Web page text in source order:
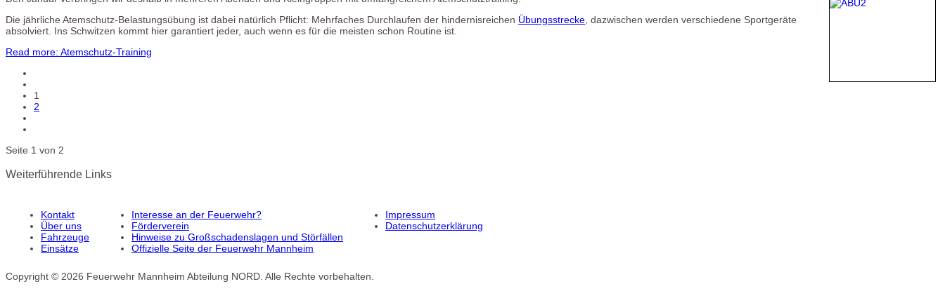
Die jährliche Atemschutz-Belastungsübung ist dabei natürlich Pflicht: Mehrfaches Durchlaufen der hindernisreichen Übungsstrecke, dazwischen werden verschiedene Sportgeräte
absolviert. Ins Schwitzen kommt hier garantiert jeder, auch wenn es für die meisten schon Routine ist.
Read more: Atemschutz-Training
1
2
Seite 1 von 2
Weiterführende Links
Kontakt
Über uns
Fahrzeuge
Einsätze
Interesse an der Feuerwehr?
Förderverein
Hinweise zu Großschadenslagen und Störfällen
Offizielle Seite der Feuerwehr Mannheim
Impressum
Datenschutzerklärung
Copyright © 2026 Feuerwehr Mannheim Abteilung NORD. Alle Rechte vorbehalten.